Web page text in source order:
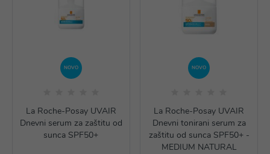
NOVO
La Roche-Posay UVAIR
Dnevni serum za zaštitu od
sunca SPF50+
NOVO
La Roche-Posay UVAIR
Dnevni tonirani serum za
zaštitu od sunca SPF50+ -
MEDIUM NATURAL